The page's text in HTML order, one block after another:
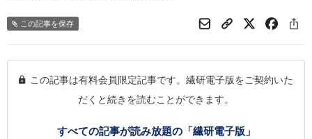
この記事を保存
この記事は有料会員限定記事です。繊研電子版をご契約いた
だくと続きを読むことができます。
すべての記事が読み放題の「繊研電子版」